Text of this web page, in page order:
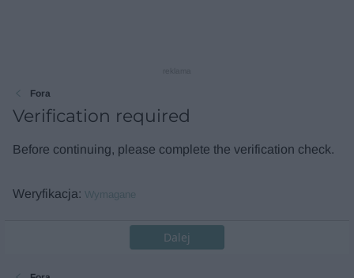
Fora
Verification required
Before continuing, please complete the verification check.
Weryfikacja Wymagane
Dalej